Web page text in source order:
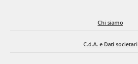
Chi siamo
C.d.A. e Dati societari